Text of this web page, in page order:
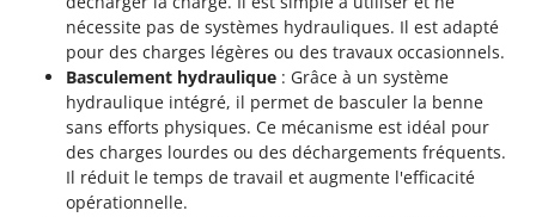
nécessite pas de systèmes hydrauliques. Il est adapté
pour des charges légères ou des travaux occasionnels.
Basculement hydraulique : Grâce à un système
hydraulique intégré, il permet de basculer la benne
sans efforts physiques. Ce mécanisme est idéal pour
des charges lourdes ou des déchargements fréquents.
Il réduit le temps de travail et augmente l'efficacité
opérationnelle.